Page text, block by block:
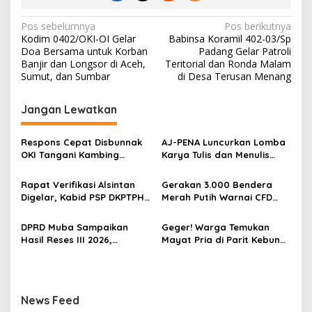
s
N
a
v
i
g
a
s
i
p
o
s
Pos sebelumnya
Kodim 0402/OKI-OI Gelar
Doa Bersama untuk Korban
Banjir dan Longsor di Aceh,
Sumut, dan Sumbar
Pos berikutnya
Babinsa Koramil 402-03/Sp
Padang Gelar Patroli
Teritorial dan Ronda Malam
di Desa Terusan Menang
Jangan Lewatkan
Respons Cepat Disbunnak
OKI Tangani Kambing
Peternak Diminta Waspadai
Penularan
‎AJ-PENA Luncurkan Lomba
Karya Tulis dan Menulis
Membangun Generasi
Jurnalis Muda Berdaya
Saing
Rapat Verifikasi Alsintan
Digelar, Kabid PSP DKPTPH
Sorotan Dugaan Gratifikasi
Gerakan 3.000 Bendera
Merah Putih Warnai CFD
HUT Ke-81 RI dengan
Semangat Persatuan
DPRD Muba Sampaikan
Hasil Reses III 2026,
Geger! Warga Temukan
Mayat Pria di Parit Kebun
News Feed